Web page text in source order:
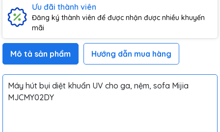
Ưu đãi thành viên
Đăng ký thành viên để được nhận được nhiều khuyến
mãi
Mô tả sản phẩm Hướng dẫn mua hàng
Máy hút bụi diệt khuẩn UV cho ga, nệm, sofa Mijia
MJCMY02DY